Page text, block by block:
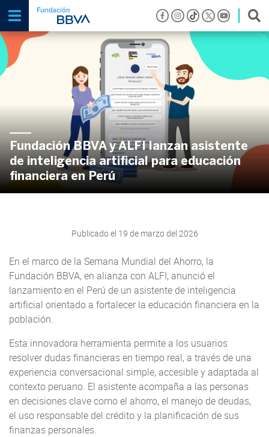
Fundación BBVA y ALFI lanzan asistente
de inteligencia artificial para educación
financiera en Perú
Publicado el 19 de marzo del 2026
En el marco de la Semana Mundial del Ahorro, la
Fundación BBVA, en alianza con ALFI, anunció el
lanzamiento en el Perú de un asistente de inteligencia
artificial orientado a fortalecer la educación financiera en la
población.
Esta innovadora herramienta permite a los usuarios
resolver dudas financieras en tiempo real, a través de una
experiencia conversacional simple, accesible y adaptada al
contexto peruano. El asistente acompaña a las personas
en decisiones clave como el ahorro, el manejo de deudas,
el uso responsable del crédito y la planificación de sus
finanzas personales.